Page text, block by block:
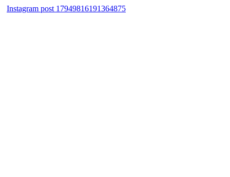
Instagram post 17949816191364875